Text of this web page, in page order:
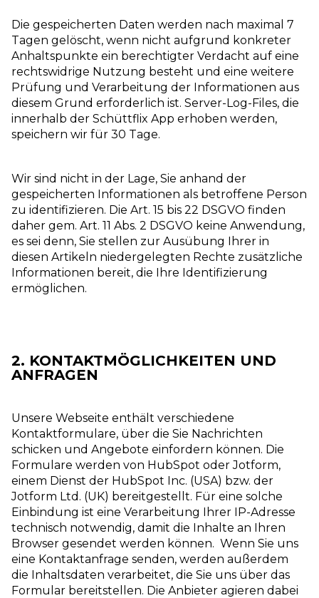
Die gespeicherten Daten werden nach maximal 7
Tagen gelöscht, wenn nicht aufgrund konkreter
Anhaltspunkte ein berechtigter Verdacht auf eine
rechtswidrige Nutzung besteht und eine weitere
Prüfung und Verarbeitung der Informationen aus
diesem Grund erforderlich ist. Server-Log-Files, die
innerhalb der Schüttflix App erhoben werden,
speichern wir für 30 Tage.
Wir sind nicht in der Lage, Sie anhand der
gespeicherten Informationen als betroffene Person
zu identifizieren. Die Art. 15 bis 22 DSGVO finden
daher gem. Art. 11 Abs. 2 DSGVO keine Anwendung,
es sei denn, Sie stellen zur Ausübung Ihrer in
diesen Artikeln niedergelegten Rechte zusätzliche
Informationen bereit, die Ihre Identifizierung
ermöglichen.
2. KONTAKTMÖGLICHKEITEN UND
ANFRAGEN
Unsere Webseite enthält verschiedene
Kontaktformulare, über die Sie Nachrichten
schicken und Angebote einfordern können. Die
Formulare werden von HubSpot oder Jotform,
einem Dienst der HubSpot Inc. (USA) bzw. der
Jotform Ltd. (UK) bereitgestellt. Für eine solche
Einbindung ist eine Verarbeitung Ihrer IP-Adresse
technisch notwendig, damit die Inhalte an Ihren
Browser gesendet werden können. Wenn Sie uns
eine Kontaktanfrage senden, werden außerdem
die Inhaltsdaten verarbeitet, die Sie uns über das
Formular bereitstellen. Die Anbieter agieren dabei